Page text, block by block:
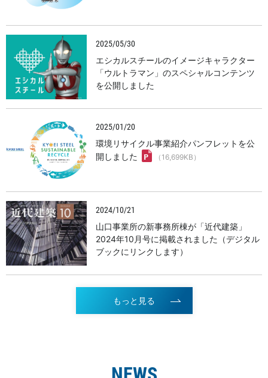
2025/05/30
エシカルスチールのイメージキャラクター
「ウルトラマン」のスペシャルコンテンツ
を公開しました
2025/01/20
環境リサイクル事業紹介パンフレットを公
開しました
（16,699KB）
2024/10/21
山口事業所の新事務所棟が「近代建築」
2024年10月号に掲載されました（デジタル
ブックにリンクします）
もっと見る